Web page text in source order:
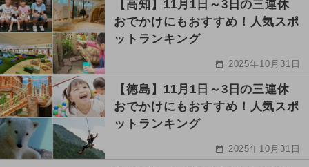
【高知】11月1日～3日の三連休
おでかけにもおすすめ！人気スポ
ットランキング
2025年10月31日
【徳島】11月1日～3日の三連休
おでかけにもおすすめ！人気スポ
ットランキング
2025年10月31日